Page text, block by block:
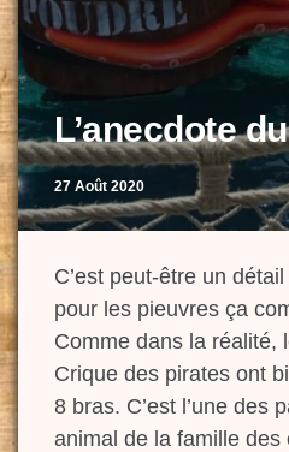
L’anecdote
27 Août 2020
C’est peut-être un
pour les pieuvres ça
Comme dans la réalité,
Crique des pirates ont
8 bras. C’est l’une des
animal de la famille des